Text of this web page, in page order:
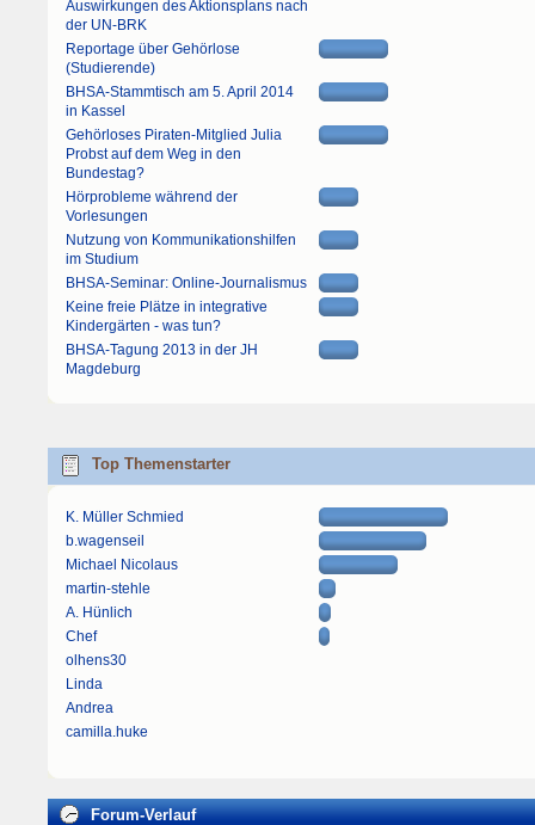
Auswirkungen des Aktionsplans nach
der UN-BRK
Reportage über Gehörlose
(Studierende)
BHSA-Stammtisch am 5. April 2014
in Kassel
Gehörloses Piraten-Mitglied Julia
Probst auf dem Weg in den
Bundestag?
Hörprobleme während der
Vorlesungen
Nutzung von Kommunikationshilfen
im Studium
BHSA-Seminar: Online-Journalismus
Keine freie Plätze in integrative
Kindergärten - was tun?
BHSA-Tagung 2013 in der JH
Magdeburg
Top Themenstarter
K. Müller Schmied
b.wagenseil
Michael Nicolaus
martin-stehle
A. Hünlich
Chef
olhens30
Linda
Andrea
camilla.huke
Forum-Verlauf